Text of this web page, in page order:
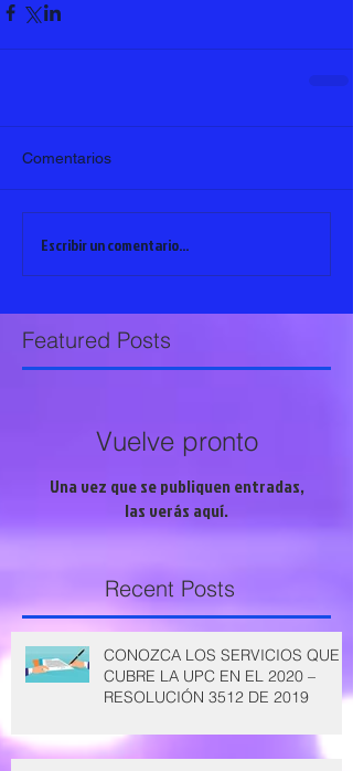
Comentarios
Escribir un comentario...
Featured Posts
Vuelve pronto
Una vez que se publiquen entradas,
las verás aquí.
Recent Posts
CONOZCA LOS SERVICIOS QUE
CUBRE LA UPC EN EL 2020 –
RESOLUCIÓN 3512 DE 2019